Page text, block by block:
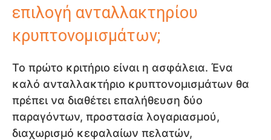
επιλογή ανταλλακτηρίου
κρυπτονομισμάτων;
Το πρώτο κριτήριο είναι η ασφάλεια. Ένα
καλό ανταλλακτήριο κρυπτονομισμάτων θα
πρέπει να διαθέτει επαλήθευση δύο
παραγόντων, προστασία λογαριασμού,
διαχωρισμό κεφαλαίων πελατών,